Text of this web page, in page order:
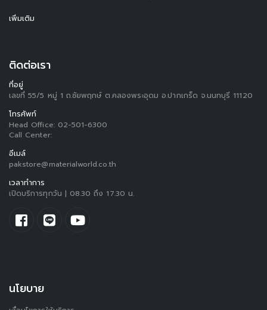
เพิ่มเติม
ติดต่อเรา
ที่อยู่
เลขที่ 55/5 หมู่ 1 ถ.ชัยพฤกษ์ ต.คลองพระอุดม อ.ปากเกร็ด จ.นนทบุรี 11120
โทรศัพท์
Head Office: 02-501-6300
Call Center:
อีเมล์
pakstore@materialworld.co.th
เวลาทำการ
เปิดบริการทุกวัน | 08.30 ถึง 17.30 น.
นโยบาย